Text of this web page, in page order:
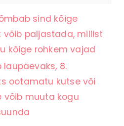
sind kõige
võib paljastada, millist
kõige rohkem vajad
laupäevaks, 8.
ootamatu kutse või
võib muuta kogu